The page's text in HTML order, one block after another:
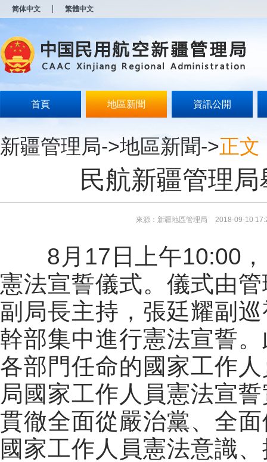
简体中文 繁體中文
首頁 地區新聞 資訊公開
新疆管理局->地區新聞->正文
民航新疆管理
來源：新疆地區管理局 2018-09-10
8 月 17日上午10:00
憲法宣誓儀式。儀式由
副局長主持，張廷耀副
幹部集中進行憲法宣誓
各部門任命的國家工作
局國家工作人員憲法宣
貫徹全面從嚴治黨、全
國家工作人員憲法意識
开
无
障
说
Alt
加